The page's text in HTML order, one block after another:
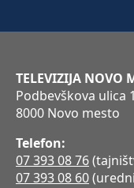
TELEVIZIJA NOVO
Podbevškova ulica
8000 Novo mesto
Telefon:
07 393 08 76
07 393 08 60